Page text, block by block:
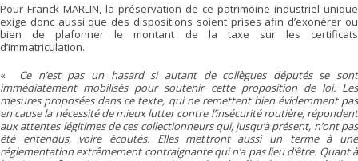
Pour Franck MARLIN, la préservation de ce patrimoine industriel unique
exige donc aussi que des dispositions soient prises afin d’exonérer ou
bien de plafonner le montant de la taxe sur les certificats
d’immatriculation.
«
Ce n’est pas un hasard si autant de collègues députés se sont
immédiatement mobilisés pour soutenir cette proposition de loi. Les
mesures proposées dans ce texte, qui ne remettent bien évidemment pas
en cause la nécessité de mieux lutter contre l’insécurité routière, répondent
aux attentes légitimes de ces collectionneurs qui, jusqu’à présent, n’ont pas
été entendus, voire écoutés. Elles mettront aussi un terme à une
réglementation extrêmement contraignante qui n’a pas lieu d’être. Quant à